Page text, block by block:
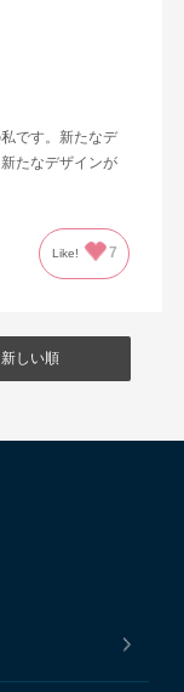
です。新たなデ
たなデザインが
Like! 7
しい順